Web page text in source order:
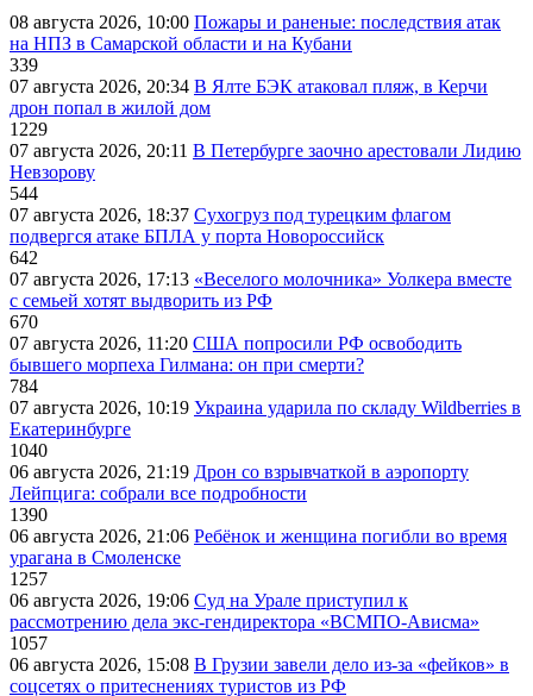
08 августа 2026, 10:00 Пожары и раненые: последствия атак
на НПЗ в Самарской области и на Кубани
339
07 августа 2026, 20:34 В Ялте БЭК атаковал пляж, в Керчи
дрон попал в жилой дом
1229
07 августа 2026, 20:11 В Петербурге заочно арестовали Лидию
Невзорову
544
07 августа 2026, 18:37 Сухогруз под турецким флагом
подвергся атаке БПЛА у порта Новороссийск
642
07 августа 2026, 17:13 «Веселого молочника» Уолкера вместе
с семьей хотят выдворить из РФ
670
07 августа 2026, 11:20 США попросили РФ освободить
бывшего морпеха Гилмана: он при смерти?
784
07 августа 2026, 10:19 Украина ударила по складу Wildberries в
Екатеринбурге
1040
06 августа 2026, 21:19 Дрон со взрывчаткой в аэропорту
Лейпцига: собрали все подробности
1390
06 августа 2026, 21:06 Ребёнок и женщина погибли во время
урагана в Смоленске
1257
06 августа 2026, 19:06 Суд на Урале приступил к
рассмотрению дела экс-гендиректора «ВСМПО-Ависма»
1057
06 августа 2026, 15:08 В Грузии завели дело из-за «фейков» в
соцсетях о притеснениях туристов из РФ